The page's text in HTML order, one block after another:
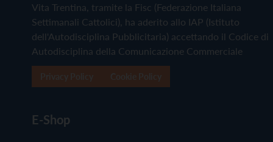
Vita Trentina, tramite la Fisc (Federazione Italiana
Settimanali Cattolici), ha aderito allo IAP (Istituto
dell'Autodisciplina Pubblicitaria) accettando il Codice di
Autodisciplina della Comunicazione Commerciale
E-Shop